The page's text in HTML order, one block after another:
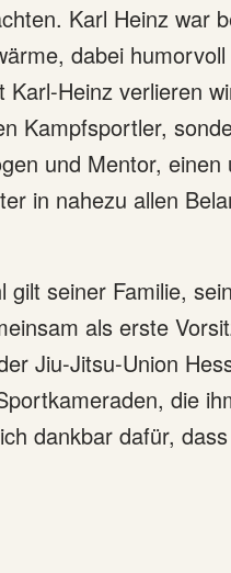
Karl Heinz war
dabei
Karl-Heinz verlieren
Kampfsportler,
und Mentor,
in nahezu allen
gilt seiner Familie,
als erste
Jiu-Jitsu-Union
die
dankbar dafür,